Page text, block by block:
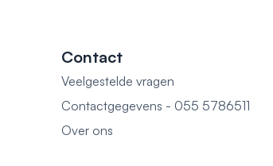
Contact
Veelgestelde vragen
Contactgegevens - 055 5786511
Over ons